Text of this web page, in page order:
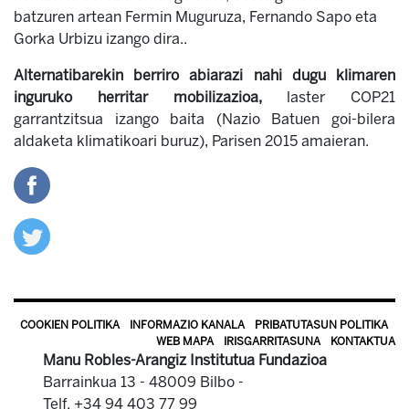
batzuren artean Fermin Muguruza, Fernando Sapo eta
Gorka Urbizu izango dira..
Alternatibarekin berriro abiarazi nahi dugu klimaren
inguruko herritar mobilizazioa, laster COP21
garrantzitsua izango baita (Nazio Batuen goi-bilera
aldaketa klimatikoari buruz), Parisen 2015 amaieran.
COOKIEN POLITIKA INFORMAZIO KANALA
PRIBATUTASUN POLITIKA
WEB MAPA
IRISGARRITASUNA KONTAKTUA
Manu Robles-Arangiz Institutua Fundazioa
Barrainkua 13 - 48009 Bilbo -
Telf. +34 94 403 77 99